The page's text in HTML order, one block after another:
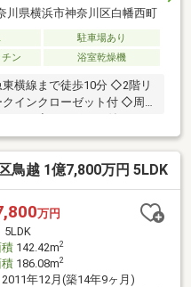
川県横浜市神奈川区白幡西町
駐車場あり
ン 浴室乾燥機
横線まで徒歩10分 ◇2階リ
インクローゼット付 ◇周
鳥越 1億7,800万円 5LDK
万円
5LDK
142.42m2
186.08m2
2011年12月(築14年9ヶ月)